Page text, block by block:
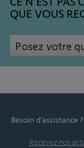
QUE VOUS
Posez votre
Besoin d’assistance ?
Recevez nos